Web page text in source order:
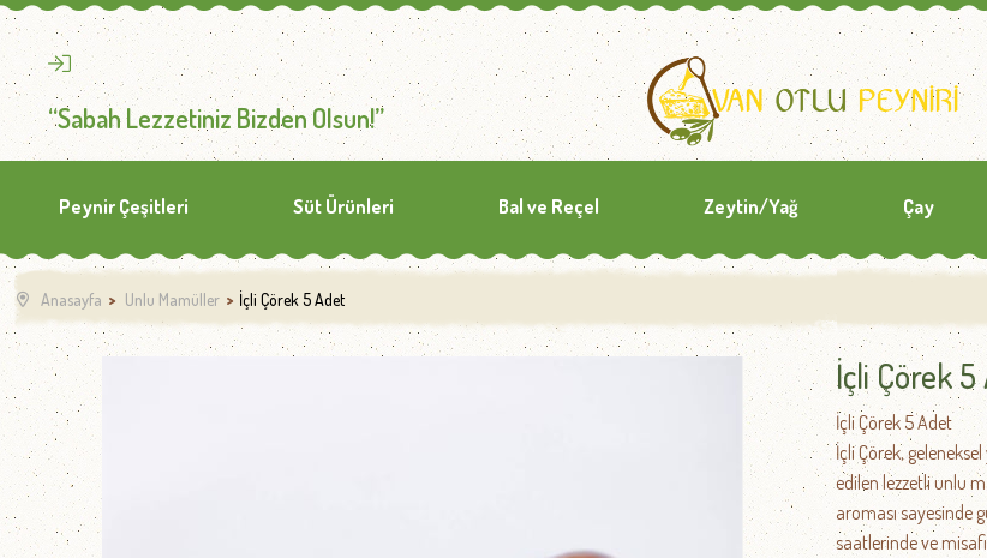
“Sabah Lezzetiniz Bizden Olsun!”
Peynir Çeşitleri Süt Ürünleri Bal ve Reçel Zeytin/Yağ Çay
Anasayfa Unlu Mamüller İçli Çörek 5 Adet
İçli Çörek
İçli Çörek 5 Adet
İçli Çörek,
edilen lezzetli unlu
aroması sayesinde
saatlerinde ve